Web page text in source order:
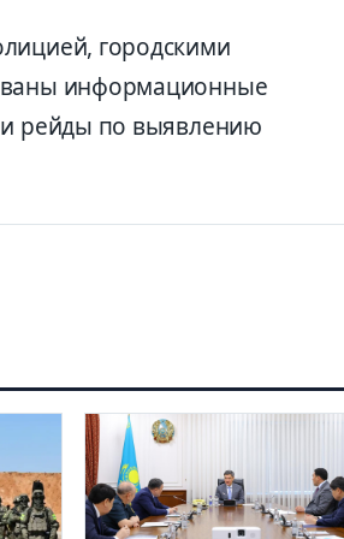
городскими
информационные
рейды по выявлению